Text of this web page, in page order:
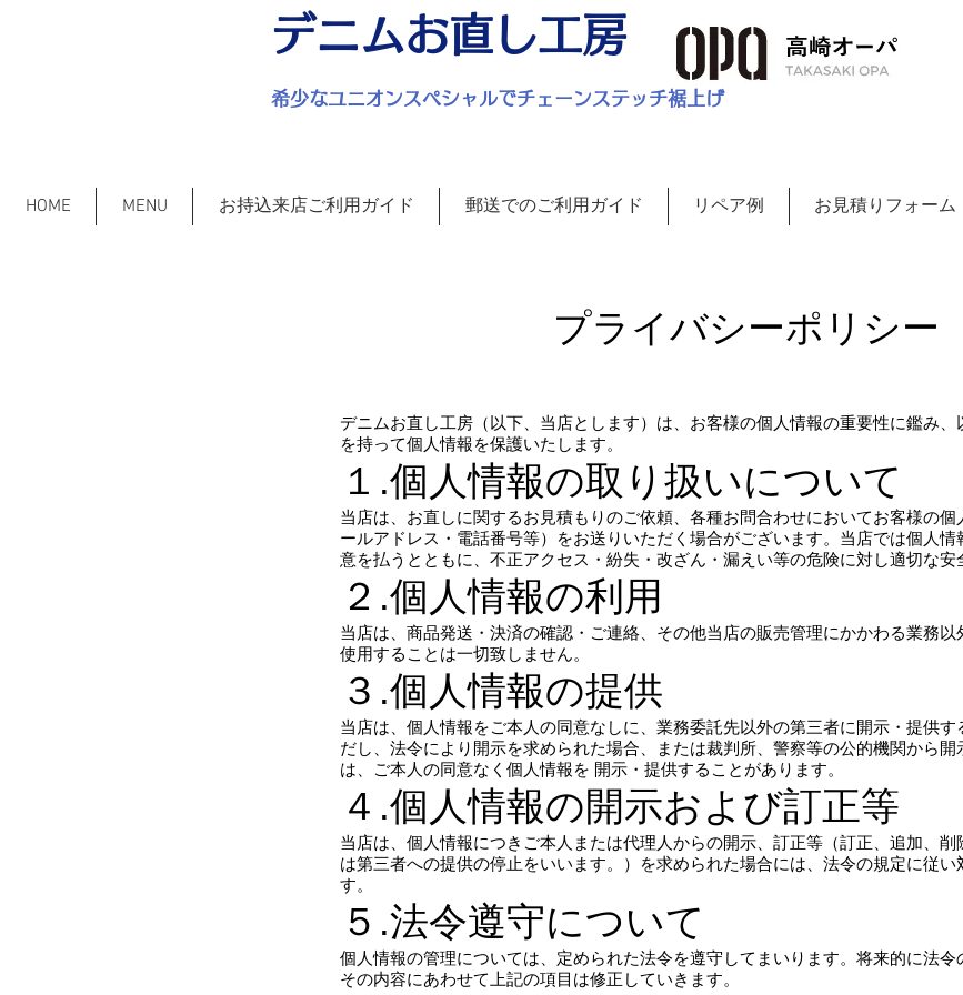
デニムお直し工房
​希少なユニオンスペシャルでチェーンステッチ裾上げ
HOME MENU お持込来店ご利用ガイド 郵送でのご利用ガイド リペア例 お見積りフォーム
プライバシーポリシー
デニムお直し工房（以下、当店とします）は、お客様の個人情報の重要性に鑑み
を持って個人情報を保護いたします。
１.個人情報の取り扱いについて
当店は、お直しに関するお見積もりのご依頼、各種お問合わせにおいてお客様の個
ールアドレス・電話番号等）をお送りいただく場合がございます。当店では個人情
意を払うとともに、不正アクセス・紛失・改ざん・漏えい等の危険に対し適切な安
２.個人情報の利用
当店は、商品発送・決済の確認・ご連絡、その他当店の販売管理にかかわる業務以
使用することは一切致しません。
３.個人情報の提供
当店は、個人情報をご本人の同意なしに、業務委託先以外の第三者に開示・提供す
だし、法令により開示を求められた場合、または裁判所、警察等の公的機関から開
は、ご本人の同意なく個人情報を 開示・提供することがあります。
４.個人情報の開示および訂正等
当店は、個人情報につきご本人または代理人からの開示、訂正等（訂正、追加、削
は第三者への提供の停止をいいます。）を求められた場合には、法令の規定に従い
す。
５.法令遵守について
個人情報の管理については、定められた法令を遵守してまいります。将来的に法令
その内容にあわせて上記の項目は修正していきます。